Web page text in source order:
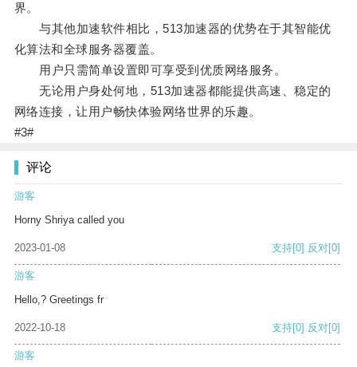
界。
与其他加速软件相比，513加速器的优势在于其智能优
化算法和全球服务器覆盖。
用户只需简单设置即可享受到优质网络服务。
无论用户身处何地，513加速器都能提供高速、稳定的
网络连接，让用户畅快体验网络世界的乐趣。
#3#
评论
游客
Horny Shriya called you
2023-01-08 支持[0] 反对[0]
游客
Hello,? Greetings fr
2022-10-18 支持[0] 反对[0]
游客